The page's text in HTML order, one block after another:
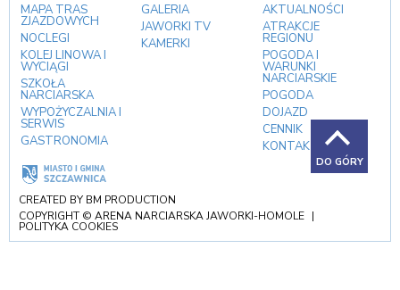
MAPA TRAS
ZJAZDOWYCH
NOCLEGI
KOLEJ LINOWA I
WYCIĄGI
SZKOŁA
NARCIARSKA
WYPOŻYCZALNIA I
SERWIS
GASTRONOMIA
GALERIA
JAWORKI TV
KAMERKI
AKTUALNOŚCI
ATRAKCJE
REGIONU
POGODA I
WARUNKI
NARCIARSKIE
POGODA
DOJAZD
CENNIK
KONTAKT
CREATED BY BM PRODUCTION
COPYRIGHT © ARENA NARCIARSKA JAWORKI-HOMOLE |
POLITYKA COOKIES
DO GÓRY